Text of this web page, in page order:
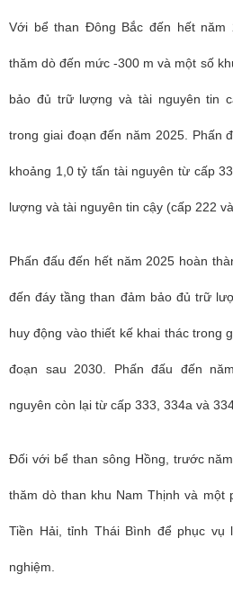
Với bể than Đông Bắc đến hết năm
thăm dò đến mức -300 m và một số
bảo đủ trữ lượng và tài nguyên tin
trong giai đoạn đến năm 2025. Phấn
khoảng 1,0 tỷ tấn tài nguyên từ cấp
lượng và tài nguyên tin cậy (cấp 222 và
Phấn đấu đến hết năm 2025 hoàn
đến đáy tầng than đảm bảo đủ trữ
huy động vào thiết kế khai thác trong
đoạn sau 2030. Phấn đấu đến
nguyên còn lại từ cấp 333, 334a và
Đối với bể than sông Hồng, trước
thăm dò than khu Nam Thịnh và một
Tiền Hải, tỉnh Thái Bình để phục
nghiệm.